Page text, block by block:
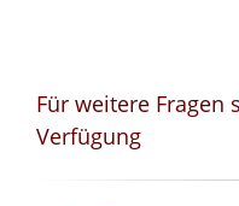
Für weitere Fragen
Verfügung